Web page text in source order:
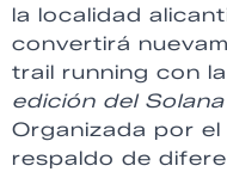
la localidad
convertirá
trail running con
edición del
Organizada por
respaldo de